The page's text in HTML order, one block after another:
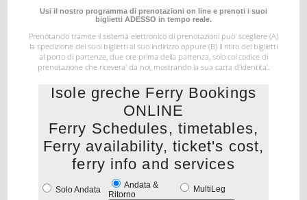
Usi il nostro programma di prenotazioni on line e prenoti i suoi
biglietti ADESSO in tempo reale.
Prenotando tramite il sistema elettronico di prenotazioni puo' scegliere (A)
la spedizione dei suoi biglietti al suo indirizzo oppure (B) il ritiro dei biglietti
al porto di partenze, due ore prima della partenza, solo col codice di
prenotazione che ricevera' da noi, mostrando la sua carta d'identita'.
Isole greche Ferry Bookings
ONLINE
Ferry Schedules, timetables,
Ferry availability, ticket's cost,
ferry info and services
Solo Andata
Andata &
Ritorno
MultiLeg